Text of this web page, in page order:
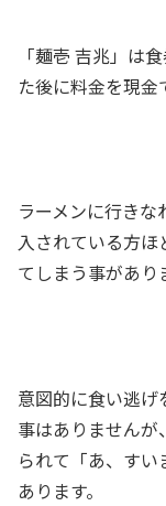
「麺壱 吉兆」は
た後に料金を現金
ラーメンに行き
入されている方ほ
てしまう事があり
意図的に食い逃
事はありません
られて「あ、す
あります。